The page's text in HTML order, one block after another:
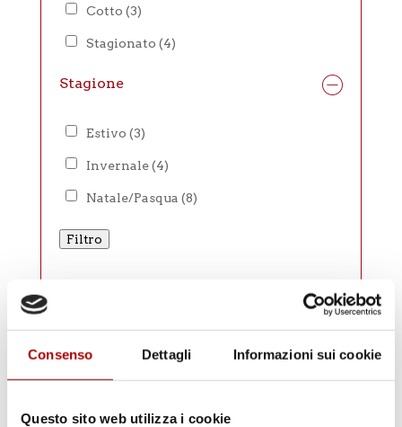
Consenso Dettagli Informazioni sui cookie
Questo sito web utilizza i cookie
Cotto (3)
Stagionato (4)
Stagione
Estivo (3)
Invernale (4)
Natale/Pasqua (8)
Filtro
Diventa Rivenditore